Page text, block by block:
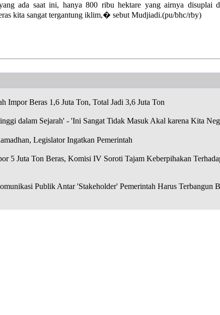
ada saat ini, hanya 800 ribu hektare yang airnya disuplai
kita sangat tergantung iklim,� sebut Mudjiadi.(pu/bhc/rby)
Impor Beras 1,6 Juta Ton, Total Jadi 3,6 Juta Ton
dalam Sejarah' - 'Ini Sangat Tidak Masuk Akal karena Kita
Legislator Ingatkan Pemerintah
5 Juta Ton Beras, Komisi IV Soroti Tajam Keberpihakan
Publik Antar 'Stakeholder' Pemerintah Harus Terbangun